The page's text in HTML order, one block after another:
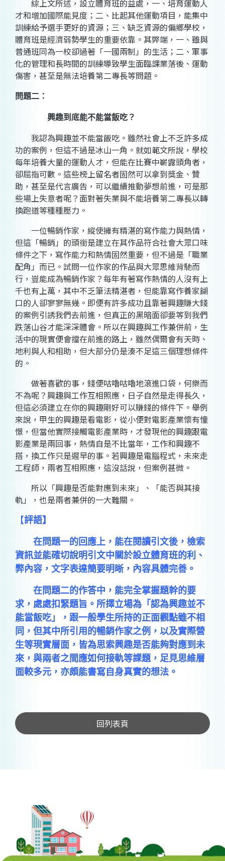
綜上文所述，設立體育班的益處，一、培育運動人
才和增加國際能見度；二、比起其他運動項目，能集中
訓練給予選手更好的資源；三、缺乏資源的偏鄉學校，
體育班是經濟弱勢學生的重要依靠。其弊端，一、雖與
普通班同為一校卻過著「一國兩制」的生活；二、軍事
化的管理和長時間的訓練導致學生面臨課業落後、運動
傷害，甚至是無法培養第二專長等問題。
問題二：
興趣到底能不能當飯吃？
我認為興趣並不能當飯吃。雖然社會上不乏許多成
功的案例，但這不過是冰山一角。就如範文所說，學校
每年培養大量的運動人才，但能在比賽中嶄露頭角者，
卻屈指可數。這些榜上留名者固然可以拿到獎金、贊
助，甚至是代言廣告，可以繼續推動夢想前進，可是那
些場上失意者呢？面對著失業與不能培養第二專長以轉
換跑道等種種壓力。
一位暢銷作家，縱使擁有精湛的寫作能力與熱情，
但這「暢銷」的頭銜是建立在其作品符合社會大眾口味
條件之下，寫作能力和熱情固然重要，但不過是「職業
配角」而已。試問一位作家的作品與大眾思維背馳而
行，豈能成為暢銷作家？每年有著寫作熱情的人沒有上
千也有上萬，其中不乏筆法精湛者，但能靠寫作養家餬
口的人卻寥寥無幾。即便有許多成功且靠著興趣賺大錢
的案例引誘我們去前進，但真正的黑暗面卻要等到我們
跌落山谷才能深深體會。所以在興趣與工作兼併前，生
活中的現實便會擋在前進的路上，雖然偶爾會有天時、
地利與人和相助，但大部分仍是湊不足這三個理想條件
的。
做著喜歡的事，錢便咕嚕咕嚕地滾進口袋，何樂而
不為呢？興趣與工作互相照應，日子自然是走得長久，
但這必須建立在你的興趣剛好可以賺錢的條件下。舉例
來說，甲生的興趣是看電影，從小便對電影產業懷有憧
憬，但當他實際接觸電影產業時，才發現他的興趣跟電
影產業是兩回事，熱情自是不比當年，工作和興趣不
搭，換工作只是遲早的事。若興趣是電腦程式，未來走
工程師，兩者互相照應，這沒話說，但案例甚微。
所以「興趣是否能對應到未來」、「能否與其接
軌」，也是兩者兼併的一大難關。
【評語】
在問題一的回應上，能在閱讀引文後，檢索
資訊並能確切說明引文中關於設立體育班的利、
弊內容，文字表達簡要明晰，內容具體完善。
在問題二的作答中，能完全掌握題幹的要
求，處處扣緊題旨。所擇立場為「認為興趣並不
能當飯吃」，跟一般學生所持的正面觀點雖不相
同，但其中所引用的暢銷作家之例，以及實際營
生等現實層面，皆為思索興趣是否能夠對應到未
來，與兩者之間應如何接軌等課題，足見思維層
面較多元，亦頗能書寫自身真實的想法。
回列表頁